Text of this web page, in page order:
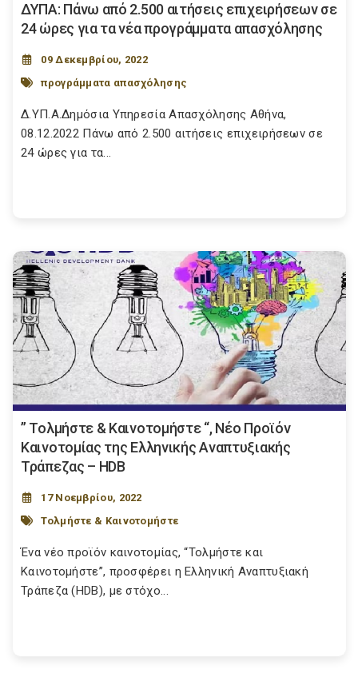
ΔΥΠΑ: Πάνω από 2.500 αιτήσεις επιχειρήσεων σε
24 ώρες για τα νέα προγράμματα απασχόλησης
09 Δεκεμβρίου, 2022
προγράμματα απασχόλησης
Δ.ΥΠ.Α.Δημόσια Υπηρεσία Απασχόλησης Αθήνα,
08.12.2022 Πάνω από 2.500 αιτήσεις επιχειρήσεων σε
24 ώρες για τα...
” Τολμήστε & Καινοτομήστε “, Νέο Προϊόν
Καινοτομίας της Ελληνικής Αναπτυξιακής
Τράπεζας – HDB
17 Νοεμβρίου, 2022
Τολμήστε & Καινοτομήστε
Ένα νέο προϊόν καινοτομίας, “Τολμήστε και
Καινοτομήστε”, προσφέρει η Ελληνική Αναπτυξιακή
Τράπεζα (HDB), με στόχο...